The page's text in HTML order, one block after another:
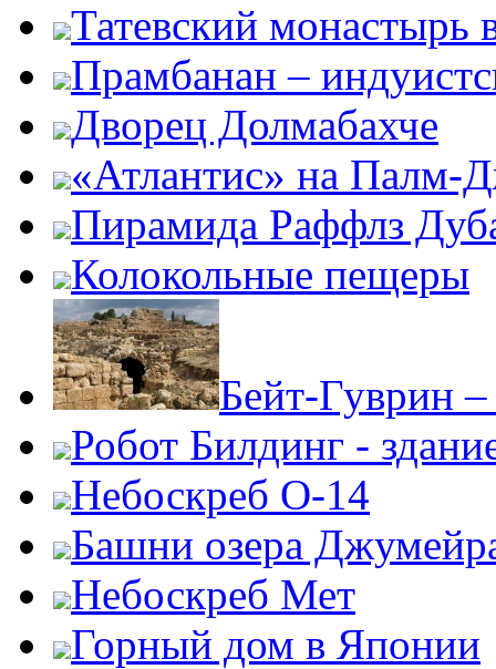
Татевский монастырь
Прамбанан –
Дворец Долмабахче
«Атлантис» на Палм-
Пирамида Раффлз
Колокольные пещеры
Бейт-Гуврин –
Робот Билдинг -
Небоскреб О-14
Башни озера
Небоскреб Мет
Горный дом в Японии